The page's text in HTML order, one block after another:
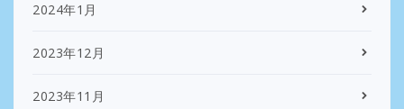
2024年1月
2023年12月
2023年11月